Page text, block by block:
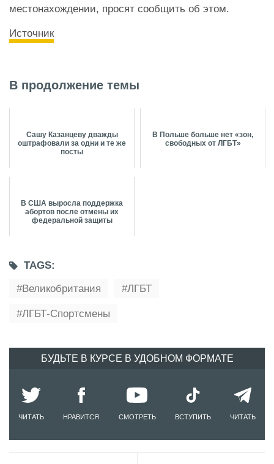
местонахождении, просят сообщить об этом.
Источник
В продолжение темы
Сашу Казанцеву дважды
оштрафовали за одни и те же
посты
В Польше больше нет «зон,
свободных от ЛГБТ»
В США выросла поддержка
абортов после отмены их
федеральной защиты
TAGS:
Великобритания
ЛГБТ
ЛГБТ-Спортсмены
БУДЬТЕ В КУРСЕ В УДОБНОМ ФОРМАТЕ
ЧИТАТЬ НРАВИТСЯ СМОТРЕТЬ ВСТУПИТЬ ЧИТАТЬ